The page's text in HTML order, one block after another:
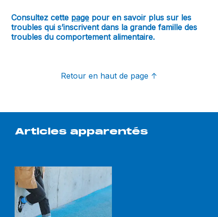
Consultez cette page pour en savoir plus sur les
troubles qui s’inscrivent dans la grande famille des
troubles du comportement alimentaire.
Retour en haut de page ↑
Articles apparentés